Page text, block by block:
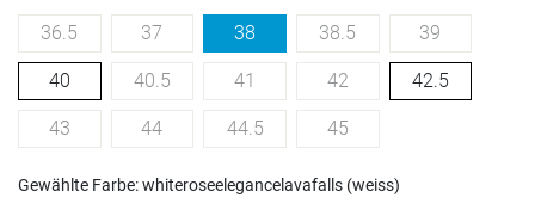
36.5 37 38 38.5 39
40 40.5 41 42 42.5
43 44 44.5 45
Gewählte Farbe: whiteroseelegancelavafalls (weiss)